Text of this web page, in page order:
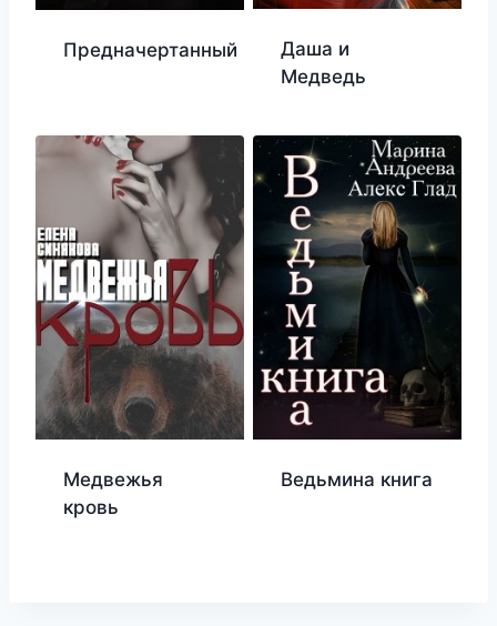
Предначертанный
Даша и
Медведь
Медвежья
кровь
Ведьмина книга